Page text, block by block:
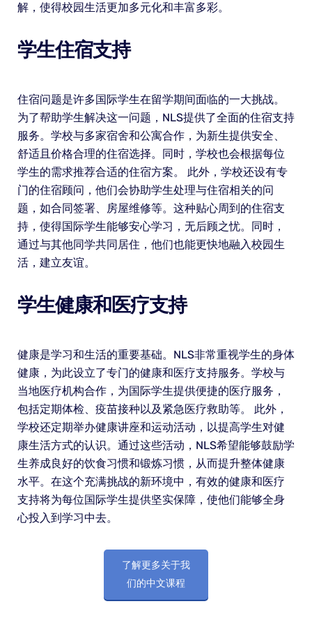
解，使得校园生活更加多元化和丰富多彩。
学生住宿支持
住宿问题是许多国际学生在留学期间面临的一大挑战。
为了帮助学生解决这一问题，NLS提供了全面的住宿支持
服务。学校与多家宿舍和公寓合作，为新生提供安全、
舒适且价格合理的住宿选择。同时，学校也会根据每位
学生的需求推荐合适的住宿方案。 此外，学校还设有专
门的住宿顾问，他们会协助学生处理与住宿相关的问
题，如合同签署、房屋维修等。这种贴心周到的住宿支
持，使得国际学生能够安心学习，无后顾之忧。同时，
通过与其他同学共同居住，他们也能更快地融入校园生
活，建立友谊。
学生健康和医疗支持
健康是学习和生活的重要基础。NLS非常重视学生的身体
健康，为此设立了专门的健康和医疗支持服务。学校与
当地医疗机构合作，为国际学生提供便捷的医疗服务，
包括定期体检、疫苗接种以及紧急医疗救助等。 此外，
学校还定期举办健康讲座和运动活动，以提高学生对健
康生活方式的认识。通过这些活动，NLS希望能够鼓励学
生养成良好的饮食习惯和锻炼习惯，从而提升整体健康
水平。在这个充满挑战的新环境中，有效的健康和医疗
支持将为每位国际学生提供坚实保障，使他们能够全身
心投入到学习中去。
了解更多关于我
们的中文课程